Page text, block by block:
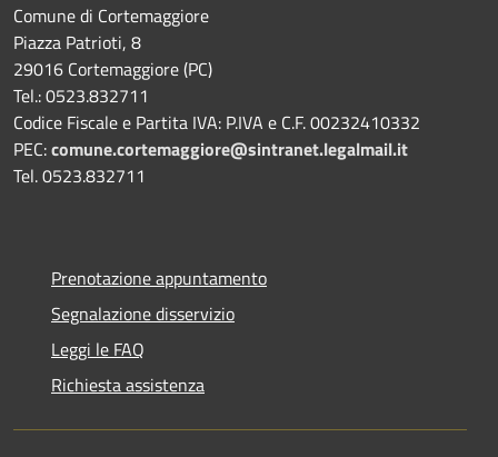
Comune di Cortemaggiore
Piazza Patrioti, 8
29016 Cortemaggiore (PC)
Tel.: 0523.832711
Codice Fiscale e Partita IVA: P.IVA e C.F. 00232410332
PEC:comune.cortemaggiore@sintranet.legalmail.it
Tel. 0523.832711
Prenotazione appuntamento
Segnalazione disservizio
Leggi le FAQ
Richiesta assistenza